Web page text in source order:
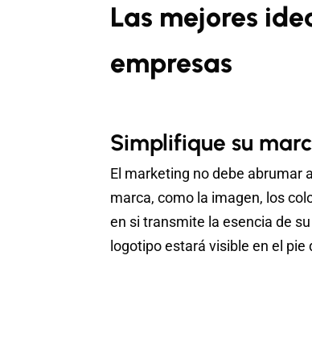
Las mejores
empresas
Simplifique su
El marketing no debe abrumar
marca, como la imagen, los
en si transmite la esencia de
logotipo estará visible en el